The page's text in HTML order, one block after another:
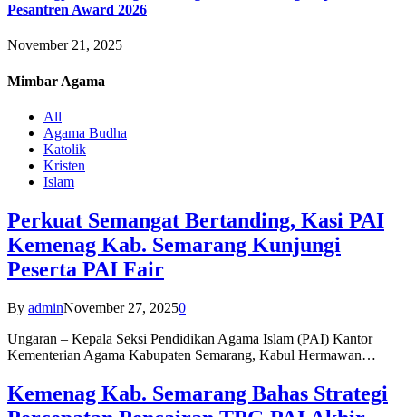
Pesantren Award 2026
November 21, 2025
Mimbar Agama
All
Agama Budha
Katolik
Kristen
Islam
Perkuat Semangat Bertanding, Kasi PAI
Kemenag Kab. Semarang Kunjungi
Peserta PAI Fair
By adminNovember 27, 20250
Ungaran – Kepala Seksi Pendidikan Agama Islam (PAI) Kantor
Kementerian Agama Kabupaten Semarang, Kabul Hermawan…
Kemenag Kab. Semarang Bahas Strategi